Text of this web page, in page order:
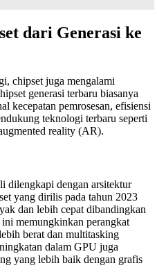
dari Generasi ke
chipset juga mengalami
generasi terbaru biasanya
kecepatan pemrosesan, efisiensi
teknologi terbaru seperti
reality (AR).
dilengkapi dengan arsitektur
yang dirilis pada tahun 2023
dan lebih cepat dibandingkan
memungkinkan perangkat
berat dan multitasking
dalam GPU juga
yang lebih baik dengan grafis